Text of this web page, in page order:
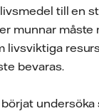
till en
munnar måste
livsviktiga
bevaras.